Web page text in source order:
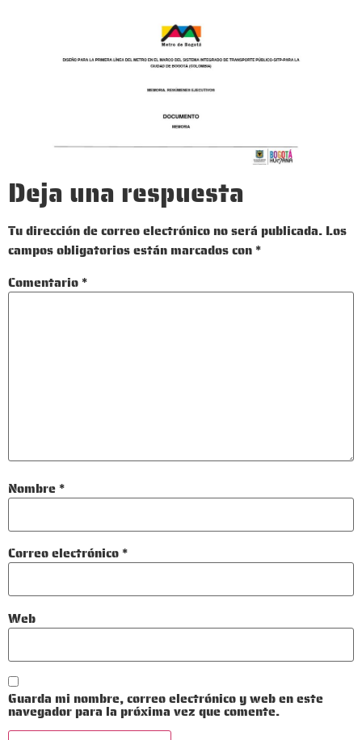
Deja una respuesta
Tu dirección de correo electrónico no será publicada. Los
campos obligatorios están marcados con *
Comentario *
Nombre *
Correo electrónico *
Web
Guarda mi nombre, correo electrónico y web en este
navegador para la próxima vez que comente.